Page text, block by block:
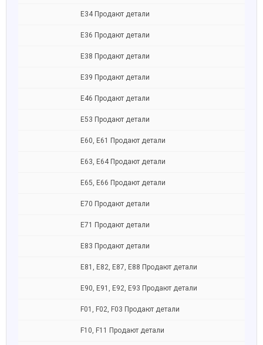
Е34 Продают детали
Е36 Продают детали
Е38 Продают детали
Е39 Продают детали
Е46 Продают детали
Е53 Продают детали
Е60, E61 Продают детали
Е63, E64 Продают детали
Е65, Е66 Продают детали
Е70 Продают детали
Е71 Продают детали
Е83 Продают детали
E81, E82, E87, E88 Продают детали
Е90, E91, E92, E93 Продают детали
F01, F02, F03 Продают детали
F10, F11 Продают детали